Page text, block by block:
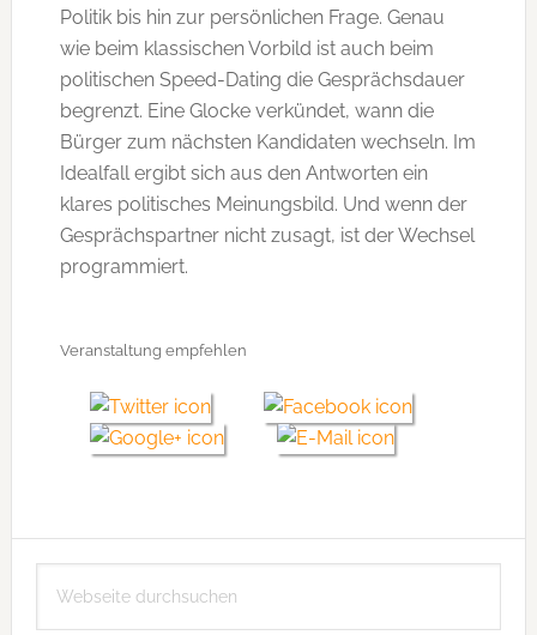
Politik bis hin zur persönlichen Frage. Genau
wie beim klassischen Vorbild ist auch beim
politischen Speed-Dating die Gesprächsdauer
begrenzt. Eine Glocke verkündet, wann die
Bürger zum nächsten Kandidaten wechseln. Im
Idealfall ergibt sich aus den Antworten ein
klares politisches Meinungsbild. Und wenn der
Gesprächspartner nicht zusagt, ist der Wechsel
programmiert.
Veranstaltung empfehlen
Seitenspalte
durchsuchen